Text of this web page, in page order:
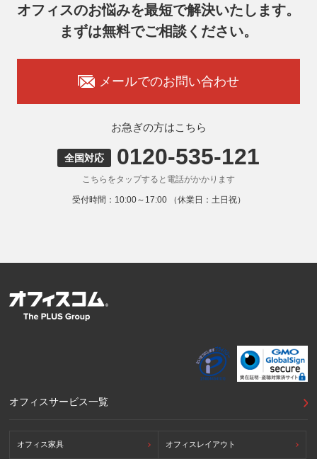
その際、弊社はご本人を確認させていただいたうえで、合理的な
期間内に対応いたします。
オフィスコム株式会社 個人情報問合せ窓口
メールアドレス：ocprivacy@officecom.co.jp
※土・日曜日、祝日、年末年始、ゴールデンウィーク期間は翌営
7. 個人情報を提供されることの任意性
お客様がご自身の個人情報を弊社に提供されるか否かはお客様の
サービスをご提供できない場合がありますのでご承知おきくださ
8. 本人が容易に認識できない方法による取得
提供先の所在国の名称：アメリカ（Google LLC）
当該外国における個人情報の保護に関する制度：APECのCBPR
システムの加盟国・地域(APECのプライバシーフレームワークに
提供先が講ずる個人情報の保護のための措置：APECのプライバ
シーフレームワーク及びOECDプライバシーガイドライン8原則
に対応する個人情報の保護のための措置を講じています。
外国における個人情報の保護に関する制度等の詳細は以下をご確
認下さい。
オフィスのお悩みを最短で解決いたします。
まずは無料でご相談ください。
メールでのお問い合わせ
お急ぎの方はこちら
全国対応 0120-535-121
こちらをタップすると電話がかかります
受付時間：10:00～17:00 （休業日：土日祝）
オフィスサービス一覧
オフィス家具 オフィスレイアウト